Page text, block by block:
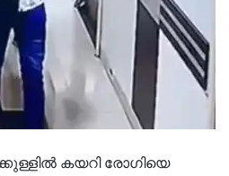
കയറി രോഗിയെ